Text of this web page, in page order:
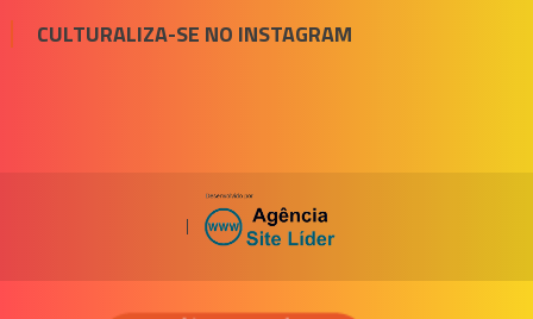
CULTURALIZA-SE NO INSTAGRAM
|